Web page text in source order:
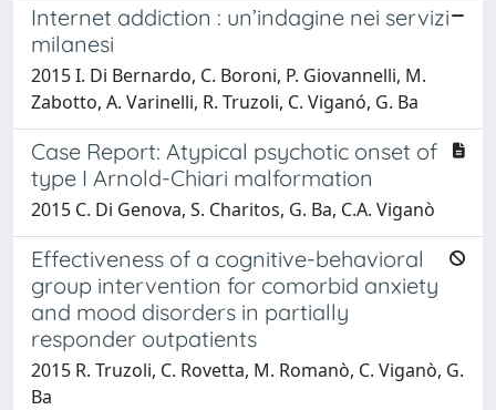
Internet addiction : un’indagine nei servizi
milanesi
2015 I. Di Bernardo, C. Boroni, P. Giovannelli, M.
Zabotto, A. Varinelli, R. Truzoli, C. Viganó, G. Ba
Case Report: Atypical psychotic onset of
type I Arnold-Chiari malformation
2015 C. Di Genova, S. Charitos, G. Ba, C.A. Viganò
Effectiveness of a cognitive-behavioral
group intervention for comorbid anxiety
and mood disorders in partially
responder outpatients
2015 R. Truzoli, C. Rovetta, M. Romanò, C. Viganò, G.
Ba